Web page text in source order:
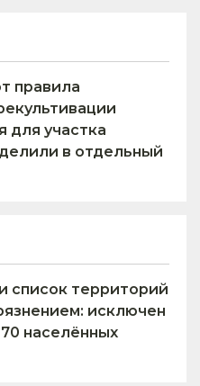
правила
для участка
в отдельный
список территорий
исключен
населённых